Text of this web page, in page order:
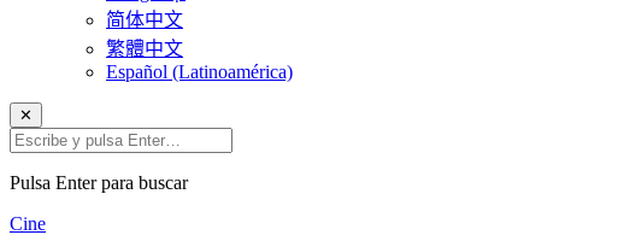
简体中文
繁體中文
Español (Latinoamérica)
✕
Pulsa Enter para buscar
Cine